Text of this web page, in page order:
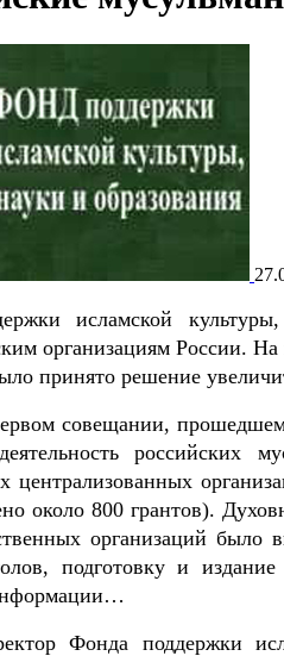
исламской
организациям России.
принято решение
совещании,
российских
централизованных
около 800 грантов).
организаций было
подготовку и
Фонда поддержки